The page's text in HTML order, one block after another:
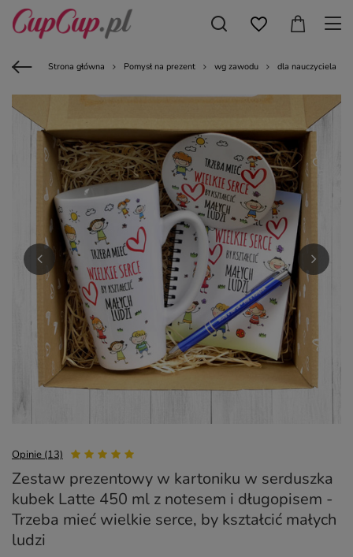
Strona główna Pomysł na prezent wg zawodu dla nauczyciela
Opinie (13)
Zestaw prezentowy w kartoniku w serduszka
kubek Latte 450 ml z notesem i długopisem -
Trzeba mieć wielkie serce, by kształcić małych
ludzi